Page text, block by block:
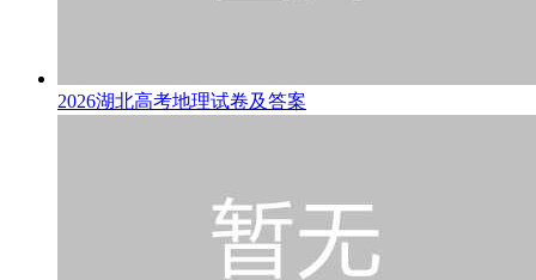
2026湖北高考地理试卷及答案